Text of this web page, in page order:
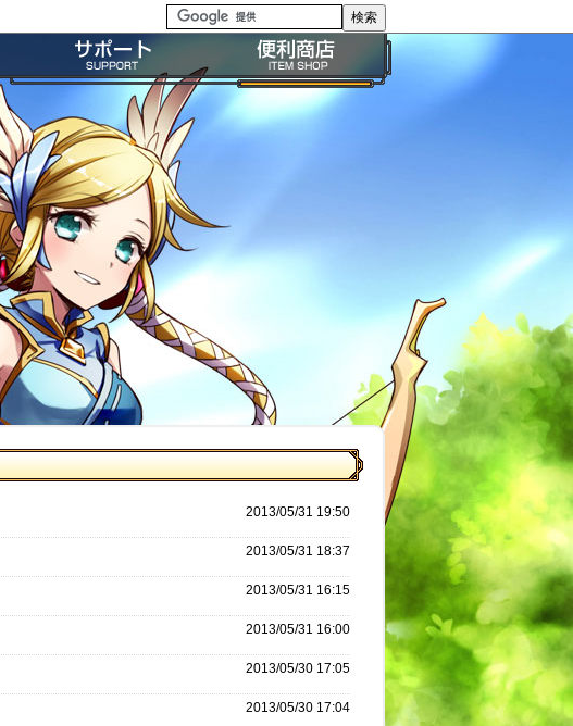
よくある質問・FAQ
お問い合わせ
ガイドライン
利用規約
便利商店ガイド
BP購入ガイド
2013/05/31 19:50
2013/05/31 18:37
2013/05/31 16:15
2013/05/31 16:00
2013/05/30 17:05
2013/05/30 17:04